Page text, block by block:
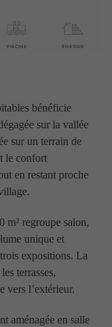
PISCINE ÉNERGIE
bénéficie
sur la vallée
sur un terrain de
le confort
en restant proche
m² regroupe salon,
unique et
expositions. La
terrasses,
vers l’extérieur.
aménagée en salle